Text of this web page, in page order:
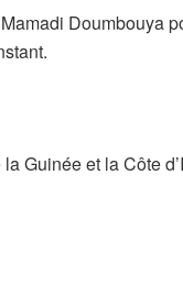
Doumbouya
Guinée et la Côte